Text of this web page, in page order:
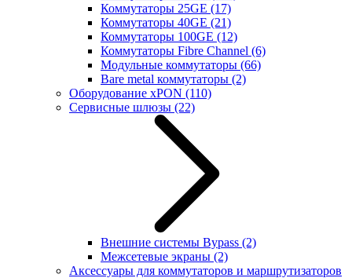
Коммутаторы 25GE (17)
Коммутаторы 40GE (21)
Коммутаторы 100GE (12)
Коммутаторы Fibre Channel (6)
Модульные коммутаторы (66)
Bare metal коммутаторы (2)
Оборудование xPON (110)
Сервисные шлюзы (22)
Внешние системы Bypass (2)
Межсетевые экраны (2)
Аксессуары для коммутаторов и маршрутизаторов